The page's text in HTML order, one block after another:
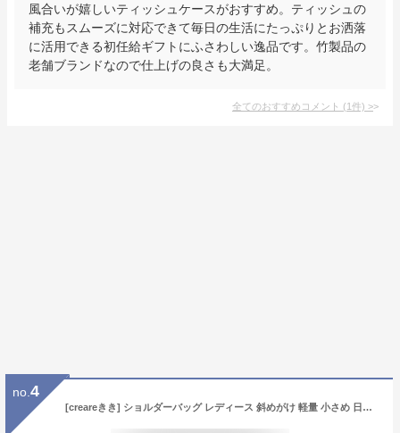
風合いが嬉しいティッシュケースがおすすめ。ティッシュの
補充もスムーズに対応できて毎日の生活にたっぷりとお洒落
に活用できる初任給ギフトにふさわしい逸品です。竹製品の
老舗ブランドなので仕上げの良さも大満足。
全てのおすすめコメント (1件) >
no. 4
[creareきき] ショルダーバッグ レディース 斜めがけ 軽量 小さめ 日本製 和装 柿渋染め 京帆布 刺繍 ふくろう柄 クレープ 母の日 お母さん 誕生日 プレゼント KS-184Sf (ふくろう)